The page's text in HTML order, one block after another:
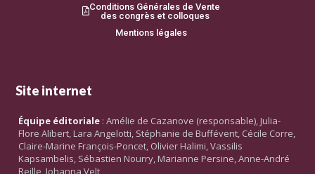
Conditions Générales de Vente
des congrès et colloques
Mentions légales
Site internet
Équipe éditoriale : Amélie de Cazanove (responsable), Julia-
Flore Alibert, Lara Angelotti, Stéphanie de Buffévent, Cécile Corre,
Claire-Marine François-Poncet, Olivier Halimi, Vassilis
Kapsambelis, Sébastien Nourry, Marianne Persine, Anne-André
Reille, Johanna Velt